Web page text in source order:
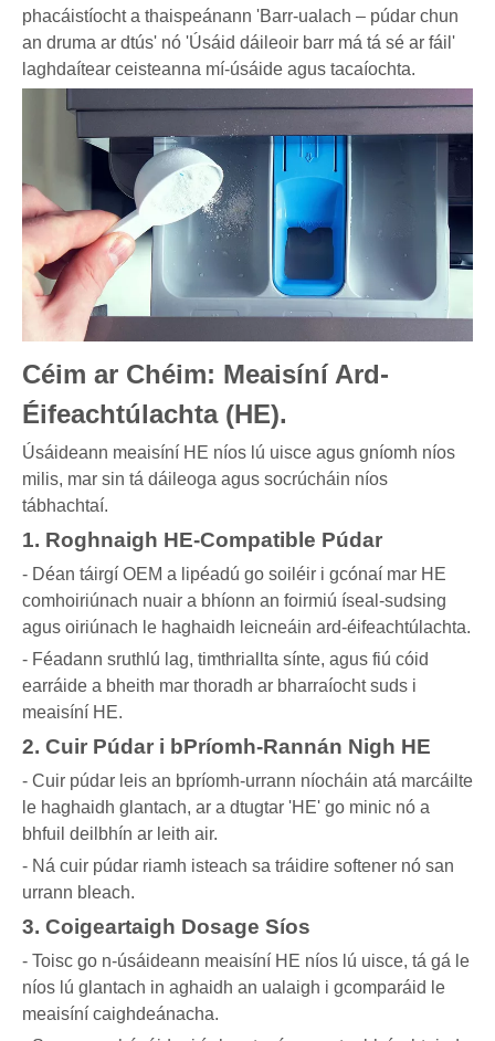
phacáistíocht a thaispeánann 'Barr-ualach – púdar chun
an druma ar dtús' nó 'Úsáid dáileoir barr má tá sé ar fáil'
laghdaítear ceisteanna mí-úsáide agus tacaíochta.
Céim ar Chéim: Meaisíní Ard-
Éifeachtúlachta (HE).
Úsáideann meaisíní HE níos lú uisce agus gníomh níos
milis, mar sin tá dáileoga agus socrúcháin níos
tábhachtaí.
1. Roghnaigh HE-Compatible Púdar
- Déan táirgí OEM a lipéadú go soiléir i gcónaí mar HE
comhoiriúnach nuair a bhíonn an foirmiú íseal-sudsing
agus oiriúnach le haghaidh leicneáin ard-éifeachtúlachta.
- Féadann sruthlú lag, timthriallta sínte, agus fiú cóid
earráide a bheith mar thoradh ar bharraíocht suds i
meaisíní HE.
2. Cuir Púdar i bPríomh-Rannán Nigh HE
- Cuir púdar leis an bpríomh-urrann níocháin atá marcáilte
le haghaidh glantach, ar a dtugtar 'HE' go minic nó a
bhfuil deilbhín ar leith air.
- Ná cuir púdar riamh isteach sa tráidire softener nó san
urrann bleach.
3. Coigeartaigh Dosage Síos
- Toisc go n-úsáideann meaisíní HE níos lú uisce, tá gá le
níos lú glantach in aghaidh an ualaigh i gcomparáid le
meaisíní caighdeánacha.